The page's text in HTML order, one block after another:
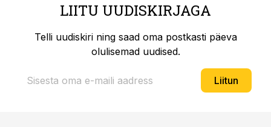
LIITU UUDISKIRJAGA
Telli uudiskiri ning saad oma postkasti päeva
olulisemad uudised.
Liitun